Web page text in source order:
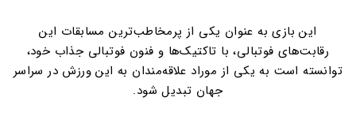
این بازی به عنوان یکی از پرمخاطب‌ترین مسابقات این
رقابت‌های فوتبالی، با تاکتیک‌ها و فنون فوتبالی جذاب خود،
توانسته است به یکی از موراد علاقه‌مندان به این ورزش در سراسر
جهان تبدیل شود.